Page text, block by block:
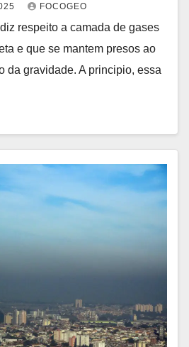
FOCOGEO
respeito a camada de gases
e que se mantem presos ao
da gravidade. A principio, essa